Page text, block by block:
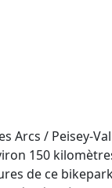
Arcs / Peisey-
150
de ce